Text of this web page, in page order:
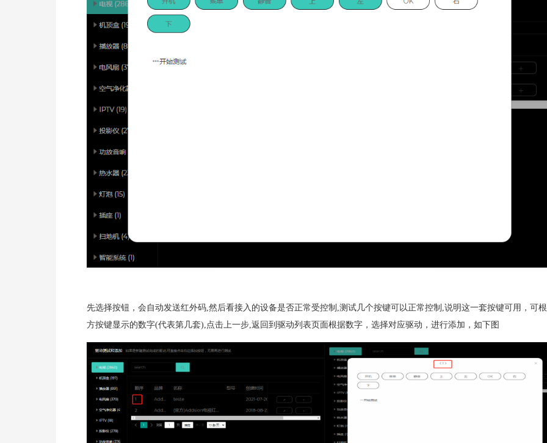
先选择按钮，会自动发送红外码,然后看接入的设备是否正常受控制,测试几个按键可以正常控制,说明这一套按键可用，可
方按键显示的数字(代表第几套),点击上一步,返回到驱动列表页面根据数字，选择对应驱动，进行添加，如下图